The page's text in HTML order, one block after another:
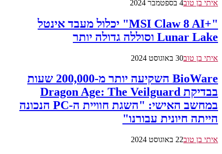
איתי בן טוב4 בספטמבר 2024
"+MSI Claw 8 AI" יכלול מעבד אינטל
Lunar Lake וסוללה גדולה יותר
איתי בן טוב30 באוגוסט 2024
BioWare השקיעה יותר מ-200,000 שעות
בבדיקת Dragon Age: The Veilguard
במחשב האישי: "השגת חוויית ה-PC הנכונה
הייתה חיונית עבורנו"
איתי בן טוב22 באוגוסט 2024